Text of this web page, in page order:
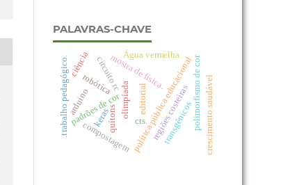
PALAVRAS-CHAVE
editorial
olimpíadapolítica pública educacional
padrões de cor polimorfismo de cor
quítons regiões costeiras
robótica
keras crescimento saudável
mostra de física.
transgênicos
cts.
Água vermelha
compostagem
.trabalho pedagógico.ciência
arduino
circuito rc